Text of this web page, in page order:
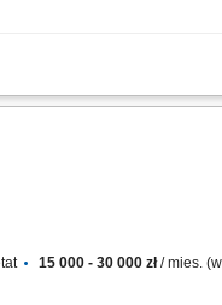
oraz obsługa klientów
15 000 - 30 000 zł/ mies.